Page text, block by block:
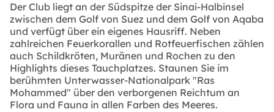
Der Club liegt an der Südspitze der Sinai-Halbinsel
zwischen dem Golf von Suez und dem Golf von Aqaba
und verfügt über ein eigenes Hausriff. Neben
zahlreichen Feuerkorallen und Rotfeuerfischen zählen
auch Schildkröten, Muränen und Rochen zu den
Highlights dieses Tauchplatzes. Staunen Sie im
berühmten Unterwasser-Nationalpark "Ras
Mohammed" über den verborgenen Reichtum an
Flora und Fauna in allen Farben des Meeres.